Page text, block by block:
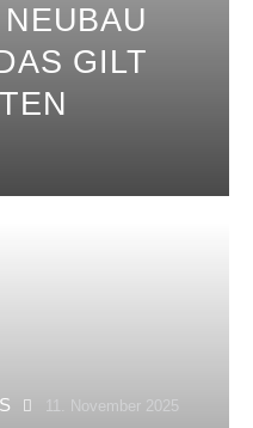
GILT
11. November 2025